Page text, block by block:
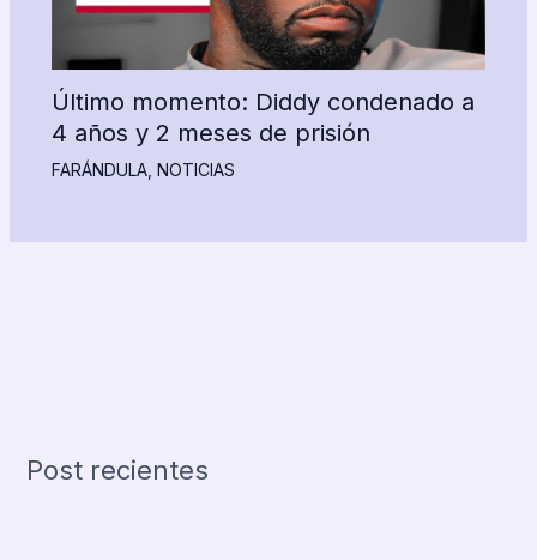
Último momento: Diddy condenado a
4 años y 2 meses de prisión
FARÁNDULA, NOTICIAS
Post recientes